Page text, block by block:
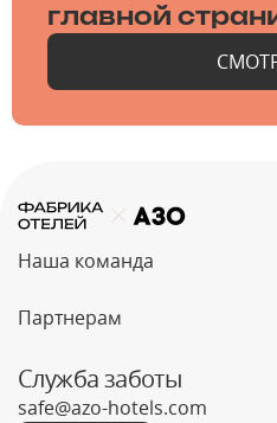
главной
Наша команда
Партнерам
Служба заботы
safe@azo-hotels.com